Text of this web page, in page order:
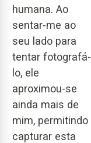
humana. Ao
sentar-me ao
seu lado para
tentar fotografá-
lo, ele
aproximou-se
ainda mais de
mim, permitindo
capturar esta